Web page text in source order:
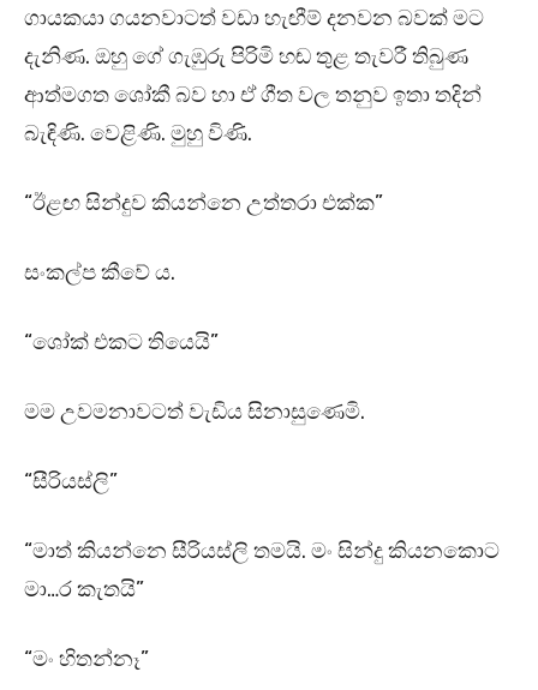
ගායකයා ගයනවාටත් වඩා හැඟීම් දනවන බවක් මට
දැනිණ. ඔහු ගේ ගැඹුරු පිරිමි හඬ තුළ තැවරී තිබුණ
ආත්මගත ශෝකී බව හා ඒ ගීත වල තනුව ඉතා තදින්
බැඳිණි. වෙළිණි. මුහු විණි.
“ඊළඟ සින්දුව කියන්නෙ උත්තරා එක්ක”
සංකල්ප කීවේ ය.
“ශෝක් එකට තියෙයි”
මම උවමනාවටත් වැඩිය සිනාසුණෙමි.
“සීරියස්ලි”
“මාත් කියන්නෙ සීරියස්ලි තමයි. මං සින්දු කියනකොට
මා…ර කැතයි”
“මං හිතන්නෑ”